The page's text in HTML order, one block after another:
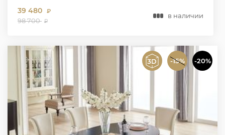
39 480 ₽
98 700 ₽
в наличии
-15% -20%